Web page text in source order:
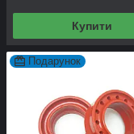
Купити
Подарунок